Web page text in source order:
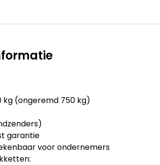
kg (ongeremd 750 kg)
garantie
voor ondernemers